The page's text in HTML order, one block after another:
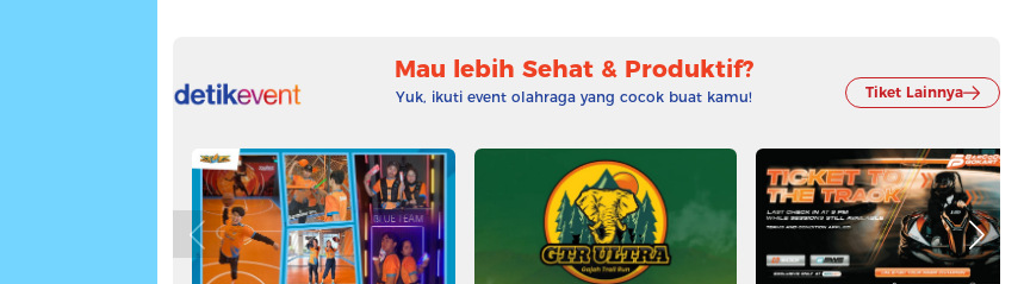
Mau lebih Sehat & Produktif?
Yuk, ikuti event olahraga yang cocok buat kamu! Tiket Lainnya